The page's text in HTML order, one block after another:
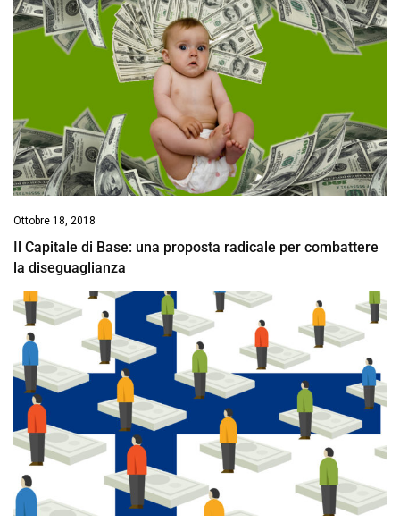
Ottobre 18, 2018
Il Capitale di Base: una proposta radicale per combattere
la diseguaglianza